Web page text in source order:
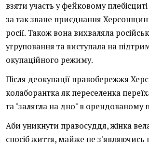
взяти участь у фейковому
за так зване приєднання
росії. Також вона вихваляла
угруповання та виступала на
окупаційного режиму.
Після деокупації правобережжя
колаборантка як переселенка
та "залягла на дно" в орендованому
Аби уникнути правосуддя, жінка
спосіб життя, майже не з'являючись